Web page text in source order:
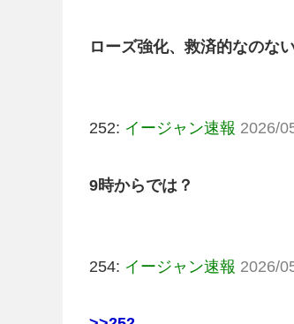
ローズ強化、救済的なのな
252: イージャン速報 2026/
9時からでは？
254: イージャン速報 2026/